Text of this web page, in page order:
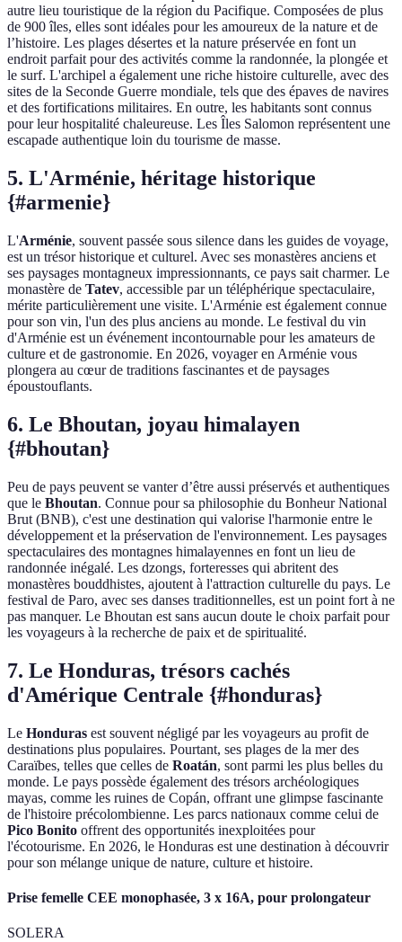
autre lieu touristique de la région du Pacifique. Composées de plus
de 900 îles, elles sont idéales pour les amoureux de la nature et de
l’histoire. Les plages désertes et la nature préservée en font un
endroit parfait pour des activités comme la randonnée, la plongée et
le surf. L'archipel a également une riche histoire culturelle, avec des
sites de la Seconde Guerre mondiale, tels que des épaves de navires
et des fortifications militaires. En outre, les habitants sont connus
pour leur hospitalité chaleureuse. Les Îles Salomon représentent une
escapade authentique loin du tourisme de masse.
5. L'Arménie, héritage historique
{#armenie}
L'Arménie, souvent passée sous silence dans les guides de voyage,
est un trésor historique et culturel. Avec ses monastères anciens et
ses paysages montagneux impressionnants, ce pays sait charmer. Le
monastère de Tatev, accessible par un téléphérique spectaculaire,
mérite particulièrement une visite. L'Arménie est également connue
pour son vin, l'un des plus anciens au monde. Le festival du vin
d'Arménie est un événement incontournable pour les amateurs de
culture et de gastronomie. En 2026, voyager en Arménie vous
plongera au cœur de traditions fascinantes et de paysages
époustouflants.
6. Le Bhoutan, joyau himalayen
{#bhoutan}
Peu de pays peuvent se vanter d’être aussi préservés et authentiques
que le Bhoutan. Connue pour sa philosophie du Bonheur National
Brut (BNB), c'est une destination qui valorise l'harmonie entre le
développement et la préservation de l'environnement. Les paysages
spectaculaires des montagnes himalayennes en font un lieu de
randonnée inégalé. Les dzongs, forteresses qui abritent des
monastères bouddhistes, ajoutent à l'attraction culturelle du pays. Le
festival de Paro, avec ses danses traditionnelles, est un point fort à ne
pas manquer. Le Bhoutan est sans aucun doute le choix parfait pour
les voyageurs à la recherche de paix et de spiritualité.
7. Le Honduras, trésors cachés
d'Amérique Centrale {#honduras}
Le Honduras est souvent négligé par les voyageurs au profit de
destinations plus populaires. Pourtant, ses plages de la mer des
Caraïbes, telles que celles de Roatán, sont parmi les plus belles du
monde. Le pays possède également des trésors archéologiques
mayas, comme les ruines de Copán, offrant une glimpse fascinante
de l'histoire précolombienne. Les parcs nationaux comme celui de
Pico Bonito offrent des opportunités inexploitées pour
l'écotourisme. En 2026, le Honduras est une destination à découvrir
pour son mélange unique de nature, culture et histoire.
Prise femelle CEE monophasée, 3 x 16A, pour prolongateur
SOLERA